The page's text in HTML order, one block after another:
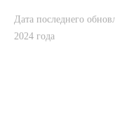
Дата последнего
2024 года